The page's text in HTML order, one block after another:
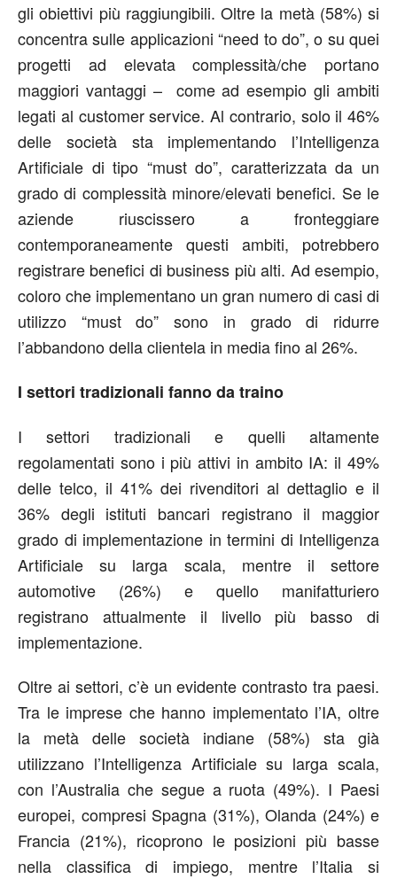
gli obiettivi più raggiungibili. Oltre la metà (58%) si
concentra sulle applicazioni “need to do”, o su quei
progetti ad elevata complessità/che portano
maggiori vantaggi – come ad esempio gli ambiti
legati al customer service. Al contrario, solo il 46%
delle società sta implementando l’Intelligenza
Artificiale di tipo “must do”, caratterizzata da un
grado di complessità minore/elevati benefici. Se le
aziende riuscissero a fronteggiare
contemporaneamente questi ambiti, potrebbero
registrare benefici di business più alti. Ad esempio,
coloro che implementano un gran numero di casi di
utilizzo “must do” sono in grado di ridurre
l’abbandono della clientela in media fino al 26%.
I settori tradizionali fanno da traino
I settori tradizionali e quelli altamente
regolamentati sono i più attivi in ambito IA: il 49%
delle telco, il 41% dei rivenditori al dettaglio e il
36% degli istituti bancari registrano il maggior
grado di implementazione in termini di Intelligenza
Artificiale su larga scala, mentre il settore
automotive (26%) e quello manifatturiero
registrano attualmente il livello più basso di
implementazione.
Oltre ai settori, c’è un evidente contrasto tra paesi.
Tra le imprese che hanno implementato l’IA, oltre
la metà delle società indiane (58%) sta già
utilizzano l’Intelligenza Artificiale su larga scala,
con l’Australia che segue a ruota (49%). I Paesi
europei, compresi Spagna (31%), Olanda (24%) e
Francia (21%), ricoprono le posizioni più basse
nella classifica di impiego, mentre l’Italia si